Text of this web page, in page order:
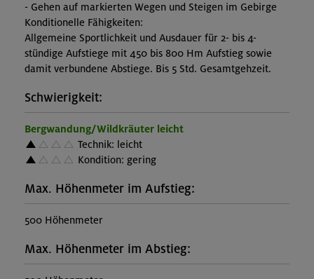
- Gehen auf markierten Wegen und Steigen im Gebirge
Konditionelle Fähigkeiten:
Allgemeine Sportlichkeit und Ausdauer für 2- bis 4-
stündige Aufstiege mit 450 bis 800 Hm Aufstieg sowie
damit verbundene Abstiege. Bis 5 Std. Gesamtgehzeit.
Schwierigkeit:
Bergwandung/Wildkräuter leicht
Technik: leicht
Kondition: gering
Max. Höhenmeter im Aufstieg:
500 Höhenmeter
Max. Höhenmeter im Abstieg: